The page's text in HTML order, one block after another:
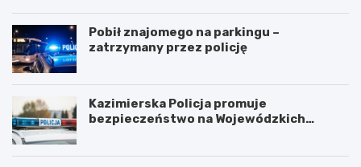
Pobił znajomego na parkingu –
zatrzymany przez policję
Kazimierska Policja promuje
bezpieczeństwo na Wojewódzkich